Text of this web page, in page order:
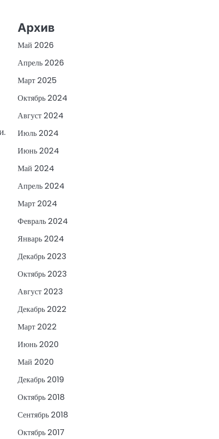
Архив
Май 2026
Апрель 2026
Март 2025
Октябрь 2024
Август 2024
Июль 2024
Июнь 2024
Май 2024
Апрель 2024
Март 2024
Февраль 2024
Январь 2024
Декабрь 2023
Октябрь 2023
Август 2023
Декабрь 2022
Март 2022
Июнь 2020
Май 2020
Декабрь 2019
Октябрь 2018
Сентябрь 2018
Октябрь 2017